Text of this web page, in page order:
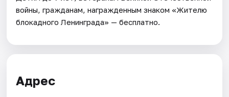
войны, гражданам, награжденным знаком «Жителю
блокадного Ленинграда» — бесплатно.
Адрес